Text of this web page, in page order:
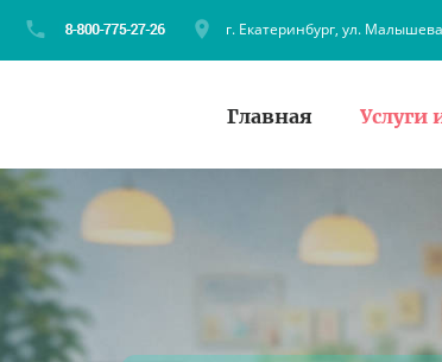
г. Екатеринбург, ул.
Главная Услуги